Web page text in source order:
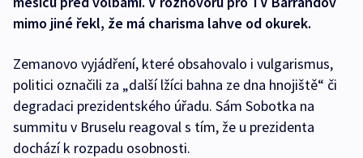
mimo jiné řekl, že má charisma lahve od okurek.
Zemanovo vyjádření, které obsahovalo i vulgarismus,
politici označili za „další lžíci bahna ze dna hnojiště“ či
degradaci prezidentského úřadu. Sám Sobotka na
summitu v Bruselu reagoval s tím, že u prezidenta
dochází k rozpadu osobnosti.